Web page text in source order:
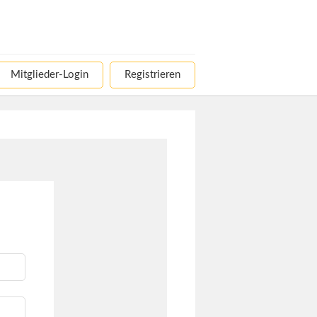
Mitglieder-Login Registrieren